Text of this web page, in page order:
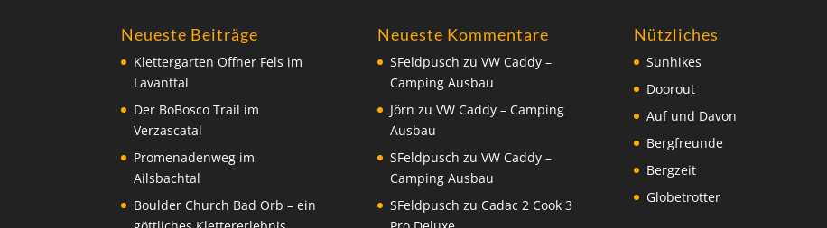
Neueste Beiträge
Klettergarten Offner Fels im
Lavanttal
Der BoBosco Trail im
Verzascatal
Promenadenweg im
Ailsbachtal
Boulder Church Bad Orb – ein
Neueste Kommentare
SFeldpusch zu VW Caddy –
Camping Ausbau
Jörn zu VW Caddy – Camping
Ausbau
SFeldpusch zu VW Caddy –
Camping Ausbau
SFeldpusch zu Cadac 2 Cook 3
Nützliches
Sunhikes
Doorout
Auf und Davon
Bergfreunde
Bergzeit
Globetrotter